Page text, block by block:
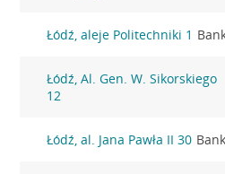
Łódź, aleje Politechniki 1
Łódź, Al. Gen. W. Sikorskiego
12
Łódź, al. Jana Pawła II 30